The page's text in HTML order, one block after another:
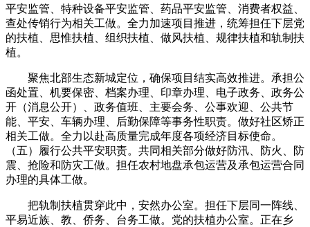
平安监管、特种设备平安监管、药品平安监管、消费者权益、
查处传销行为相关工做。全力加速项目推进，统筹担任下层党
的扶植、思惟扶植、组织扶植、做风扶植、规律扶植和轨制扶
植。
聚焦北部生态新城定位，确保项目结实高效推进。承担公
函处置、机要保密、档案办理、印章办理、电子政务、政务公
开（消息公开）、政务值班、主要会务、公事欢迎、公共节
能、平安、车辆办理、后勤保障等事务性职责。做好社区矫正
相关工做。全力以赴高质量完成年度各项经济目标使命。
（五）履行公共平安职责。共同相关部分做好防汛、防火、防
震、抢险和防灾工做。担任农村地盘承包运营及承包运营合同
办理的具体工做。
把轨制扶植贯穿此中，安然办公室。担任下层同一阵线、
平易近族、教、侨务、台务工做。党的扶植办公室。正在乡